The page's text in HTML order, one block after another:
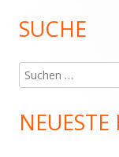
Haupt-
SUCHE
Suchen
nach:
NEUESTE